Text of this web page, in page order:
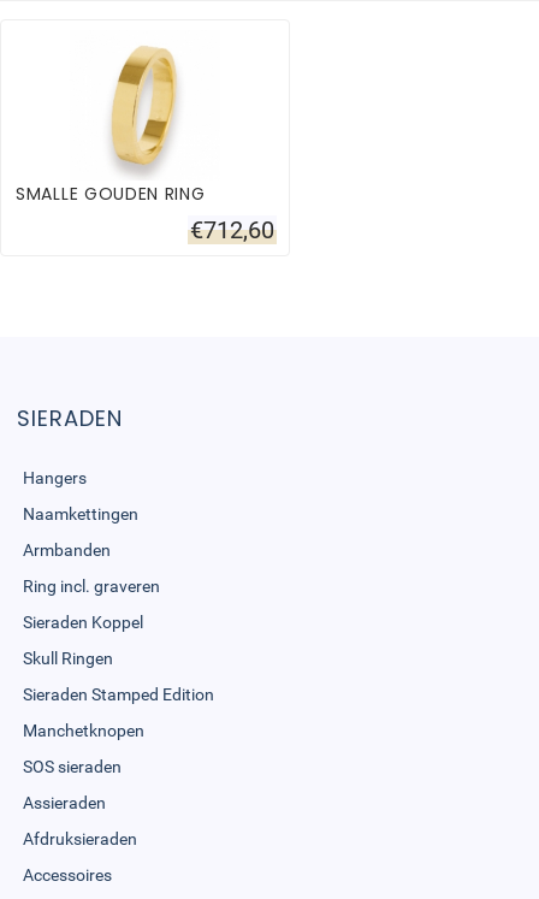
SMALLE GOUDEN RING
€712,60
SIERADEN
Hangers
Naamkettingen
Armbanden
Ring incl. graveren
Sieraden Koppel
Skull Ringen
Sieraden Stamped Edition
Manchetknopen
SOS sieraden
Assieraden
Afdruksieraden
Accessoires